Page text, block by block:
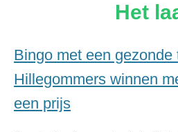
Het
Bingo met een gezonde
Hillegommers winnen
een prijs